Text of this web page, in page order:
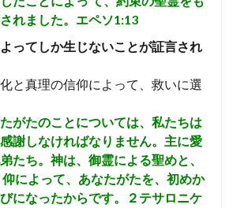
れました。エペソ1:13
ってしか生じないことが証言され
と真理の信仰によって、救いに選
がたのことについては、私たちは
謝しなければなりません。主に愛
たち。神は、御霊による聖めと、
によって、あなたがたを、初めか
になったからです。２テサロニケ
報い 病気のいやし
再臨
パノ アポロ 女性
マン アザルヤ
人間の創造
モテ アラム
ツァラアト
の木の実 奴隷 アビヤ
天国
ぎ越し 礼拝
パウロ
聖餐 励ます 罪
神